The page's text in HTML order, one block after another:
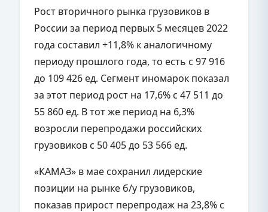
Рост вторичного рынка грузовиков в
России за период первых 5 месяцев 2022
года составил +11,8% к аналогичному
периоду прошлого года, то есть с 97 916
до 109 426 ед. Сегмент иномарок показал
за этот период рост на 17,6% с 47 511 до
55 860 ед. В тот же период на 6,3%
возросли перепродажи российских
грузовиков с 50 405 до 53 566 ед.
«КАМАЗ» в мае сохранил лидерские
позиции на рынке б/у грузовиков,
показав прирост перепродаж на 23,8% с